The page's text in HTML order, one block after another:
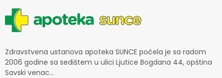
Zdravstvena ustanova apoteka SUNCE počela je sa radom
2006 godine sa sedištem u ulici Ljutice Bogdana 44, opština
Savski venac...